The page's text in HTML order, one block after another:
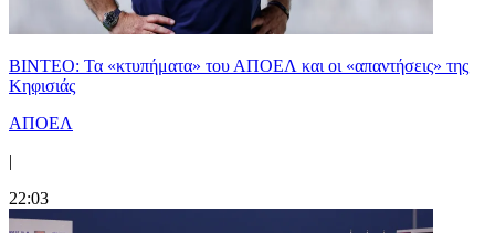
ΒΙΝΤΕΟ: Τα «κτυπήματα» του ΑΠΟΕΛ και οι «απαντήσεις» της
Κηφισιάς
ΑΠΟΕΛ
|
22:03